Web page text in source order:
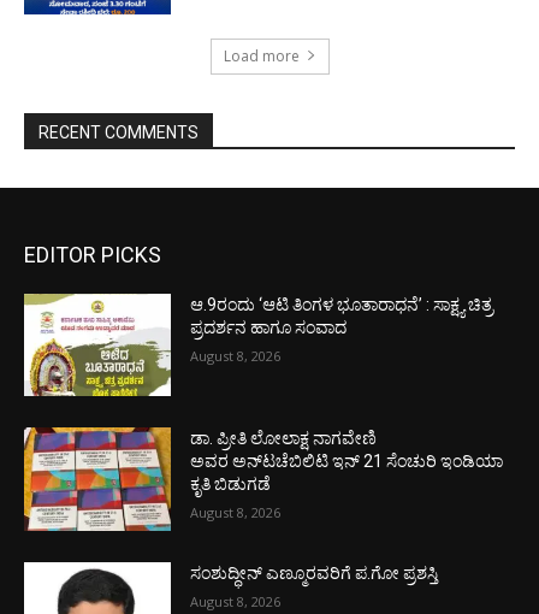
Load more
RECENT COMMENTS
EDITOR PICKS
ಆ.9ರಂದು ‘ಆಟಿ ತಿಂಗಳ ಭೂತಾರಾಧನೆ’ : ಸಾಕ್ಷ್ಯ ಚಿತ್ರ
ಪ್ರದರ್ಶನ ಹಾಗೂ ಸಂವಾದ
August 8, 2026
ಡಾ. ಪ್ರೀತಿ ಲೋಲಾಕ್ಷ ನಾಗವೇಣಿ
ಅವರ ಅನ್‌ಟಚೆಬಿಲಿಟಿ ಇನ್ 21 ಸೆಂಚುರಿ ಇಂಡಿಯಾ
ಕೃತಿ ಬಿಡುಗಡೆ
August 8, 2026
ಸಂಶುದ್ಧೀನ್ ಎಣ್ಮೂರವರಿಗೆ ಪ.ಗೋ ಪ್ರಶಸ್ತಿ
August 8, 2026